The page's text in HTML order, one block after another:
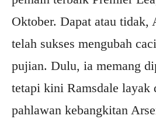
Oktober. Dapat atau tidak,
telah sukses mengubah
pujian. Dulu, ia memang
tetapi kini Ramsdale layak
pahlawan kebangkitan